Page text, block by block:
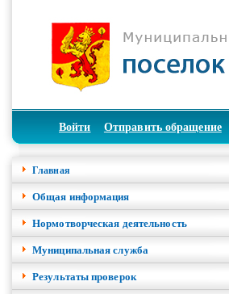
Войти Отправить обращение
Главная
Общая информация
Нормотворческая деятельность
Муниципальная служба
Результаты проверок